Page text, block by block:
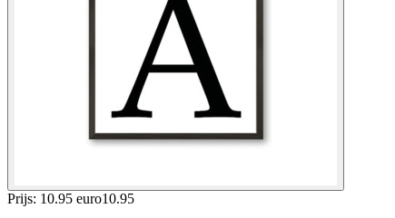
Prijs: 10.95 euro10.95